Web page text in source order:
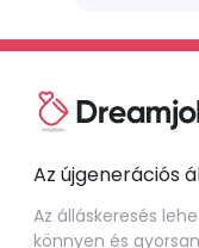
Az újgenerációs
Az álláskeresés
könnyen és